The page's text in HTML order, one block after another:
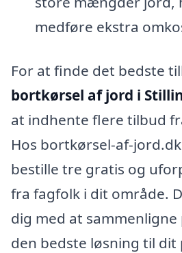
medføre ekstra
For at finde det bedste
bortkørsel af jord i
at indhente flere tilbud
Hos bortkørsel-af-
bestille tre gratis og
fra fagfolk i dit område.
dig med at
den bedste løsning til dit